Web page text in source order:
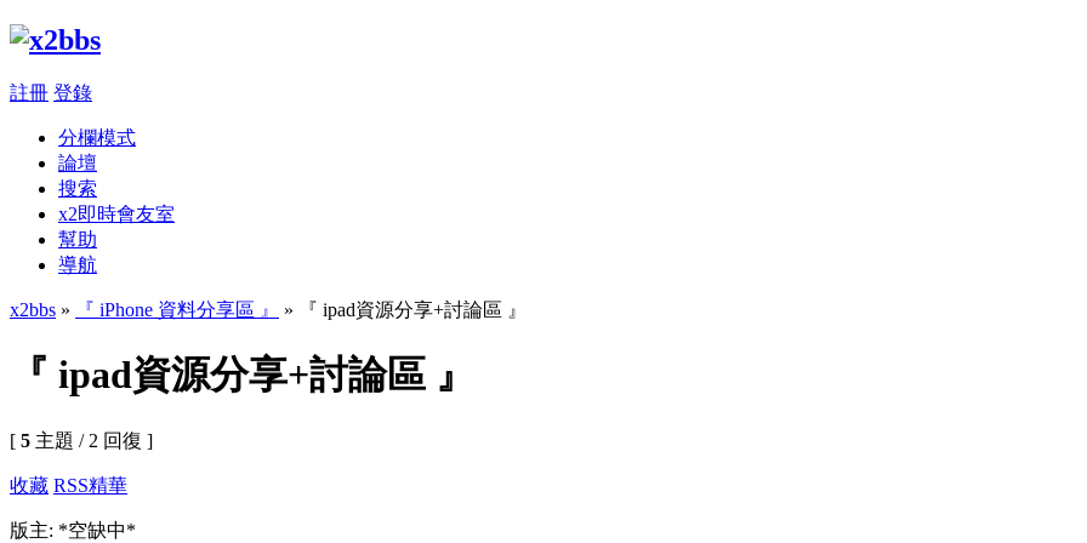
註冊 登錄
分欄模式
論壇
搜索
x2即時會友室
幫助
導航
x2bbs » 『 iPhone 資料分享區 』 » 『 ipad資源分享+討論區 』
『 ipad資源分享+討論區 』
[ 5 主題 / 2 回復 ]
收藏 RSS精華
版主: *空缺中*